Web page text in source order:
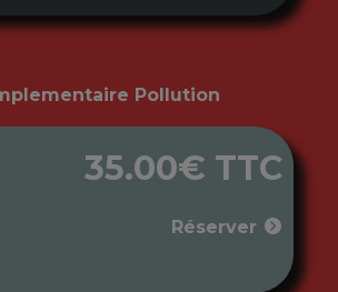
Pollution
35.00€ TTC
Réserver